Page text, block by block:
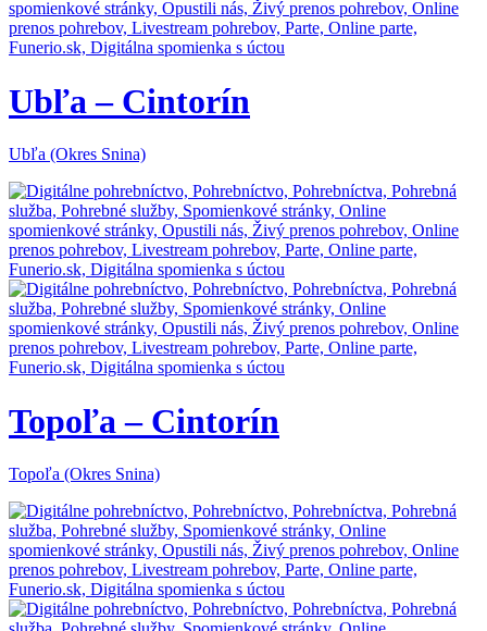
Ubľa – Cintorín
Ubľa (Okres Snina)
Topoľa – Cintorín
Topoľa (Okres Snina)